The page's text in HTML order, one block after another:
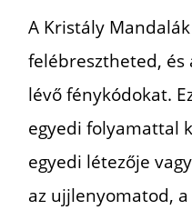
A Kristály
felébresztheted,
lévő fénykódokat.
egyedi folyamattal
egyedi létezője
az ujjlenyomatod,